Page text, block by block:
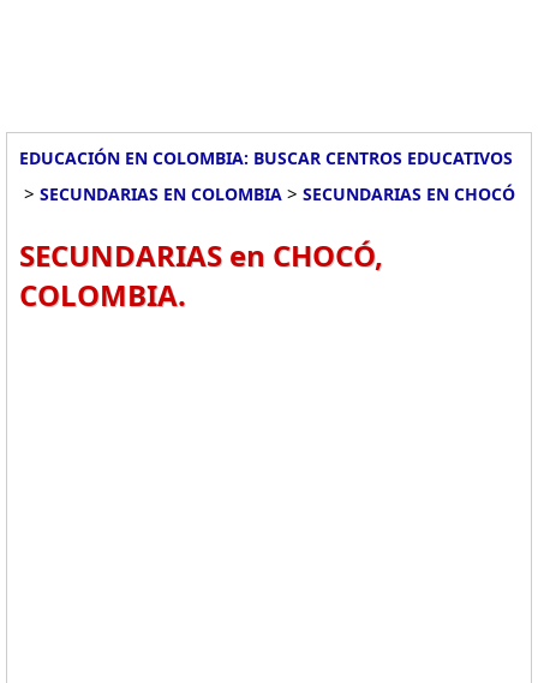
EDUCACIÓN EN COLOMBIA: BUSCAR CENTROS EDUCATIVOS
> SECUNDARIAS EN COLOMBIA > SECUNDARIAS EN CHOCÓ
SECUNDARIAS en CHOCÓ,
COLOMBIA.